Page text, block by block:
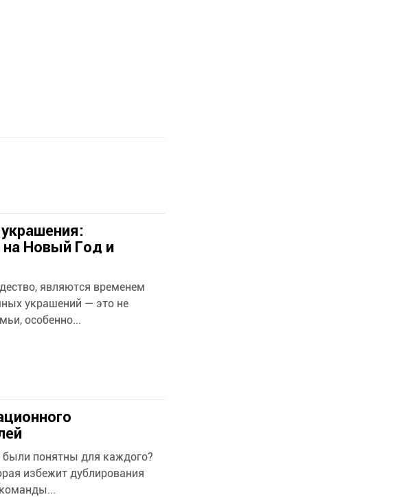
Новый Год и
являются временем
украшений — это не
особенно...
понятны для каждого?
избежит дублирования